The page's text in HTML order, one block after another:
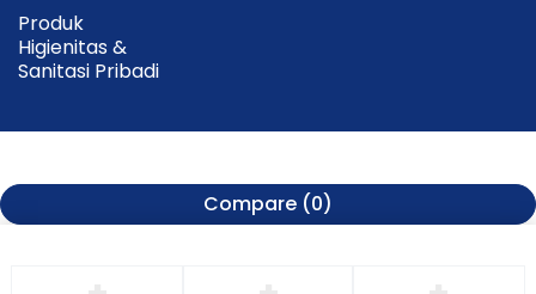
Produk
Higienitas &
Sanitasi Pribadi
Compare (0)